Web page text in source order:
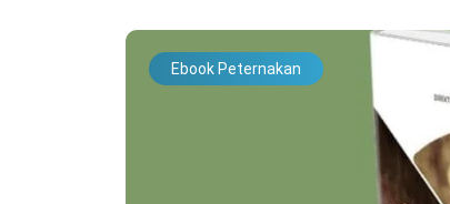
Ebook Peternakan